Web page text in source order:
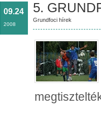
09.24
2008
5.
Grundfoci hírek